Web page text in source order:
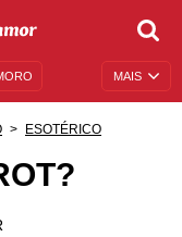
MAIS
ESOTÉRICO